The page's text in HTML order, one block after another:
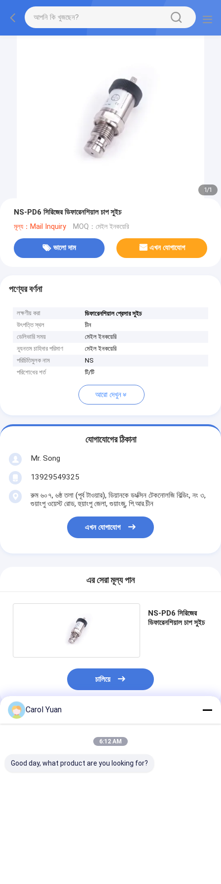
1/1
NS-PD6 সিরিজের ডিফারেনশিয়াল চাপ সুইচ
মূল্য：Mail Inquiry MOQ：মেইল ইনকয়েরি
ভালো দাম এখন যোগাযোগ
পণ্যের বর্ণনা
লক্ষণীয় করা
ডিফারেনশিয়াল প্রেসার সুইচ
উৎপত্তি স্থল
চীন
ডেলিভারি সময়
মেইল ইনকয়েরি
ন্যূনতম চাহিদার পরিমাণ
মেইল ইনকয়েরি
পরিচিতিমুলক নাম
NS
পরিশোধের শর্ত
টি/টি
আরো দেখুন
যোগাযোগের ঠিকানা
Mr. Song
13929549325
রুম ৬০৭, ৬ষ্ঠ তলা (পূর্ব টাওয়ার), ডিয়ানকে ডংক্সিন টেকনোলজি বিল্ডিং, নং ৩,
গুয়াংপু ওয়েস্ট রোড, হুয়াংপু জেলা, গুয়াংজু, পি.আর.চীন
এখন যোগাযোগ
এর সেরা মূল্য পান
NS-PD6 সিরিজের
ডিফারেনশিয়াল চাপ সুইচ
চালিয়ে
প্রস্তাবিত পণ্য
Carol Yuan
6:12 AM
Good day, what product are you looking for?